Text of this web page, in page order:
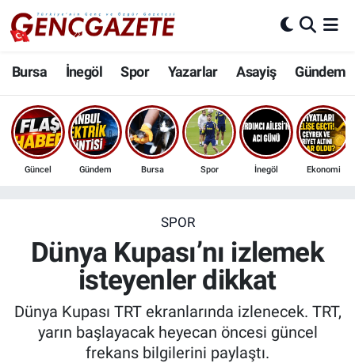
Bursa İnegöl Spor Yazarlar Asayiş Gündem
Güncel Gündem Bursa Spor İnegöl Ekonomi
SPOR
Dünya Kupası’nı izlemek
isteyenler dikkat
Dünya Kupası TRT ekranlarında izlenecek. TRT,
yarın başlayacak heyecan öncesi güncel
frekans bilgilerini paylaştı.
Bursa
İnegöl
3.SAYFA
Ekonomi
Güncel
İnanç
Nöbetçi Eczaneler
Hava Durumu
Trafik Durumu
Son Dakika Haberleri
Haber Arşivi